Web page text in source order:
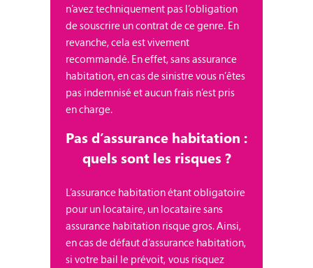
n’avez techniquement pas l’obligation
de souscrire un contrat de ce genre. En
revanche, cela est vivement
recommandé. En effet, sans assurance
habitation, en cas de sinistre vous n’êtes
pas indemnisé et aucun frais n’est pris
en charge.
Pas d’assurance habitation :
quels sont les risques ?
L’assurance habitation étant obligatoire
pour un locataire, un locataire sans
assurance habitation risque gros. Ainsi,
en cas de défaut d’assurance habitation,
si votre bail le prévoit, vous risquez